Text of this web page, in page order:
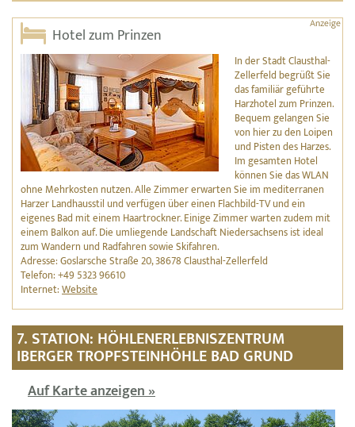
Hotel zum Prinzen
In der Stadt Clausthal-
Zellerfeld begrüßt Sie
das familiär geführte
Harzhotel zum Prinzen.
Bequem gelangen Sie
von hier zu den Loipen
und Pisten des Harzes.
Im gesamten Hotel
können Sie das WLAN
ohne Mehrkosten nutzen. Alle Zimmer erwarten Sie im mediterranen
Harzer Landhausstil und verfügen über einen Flachbild-TV und ein
eigenes Bad mit einem Haartrockner. Einige Zimmer warten zudem mit
einem Balkon auf. Die umliegende Landschaft Niedersachsens ist ideal
zum Wandern und Radfahren sowie Skifahren.
Adresse: Goslarsche Straße 20, 38678 Clausthal-Zellerfeld
Telefon: +49 5323 96610
Internet:Website
7. STATION: HÖHLENERLEBNISZENTRUM
IBERGER TROPFSTEINHÖHLE BAD GRUND
Auf Karte anzeigen »